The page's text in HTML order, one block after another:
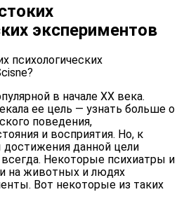
экспериментов
в начале ХХ века.
ее цель — узнать больше о
поведения,
и восприятия. Но, к
данной цели
Некоторые психиатры и
на животных и людях
Вот некоторые из таких